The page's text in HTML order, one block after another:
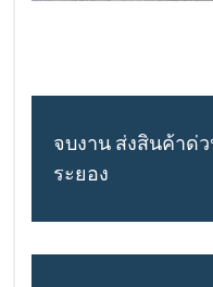
จบงาน ส่งสินค้าด่
ระยอง